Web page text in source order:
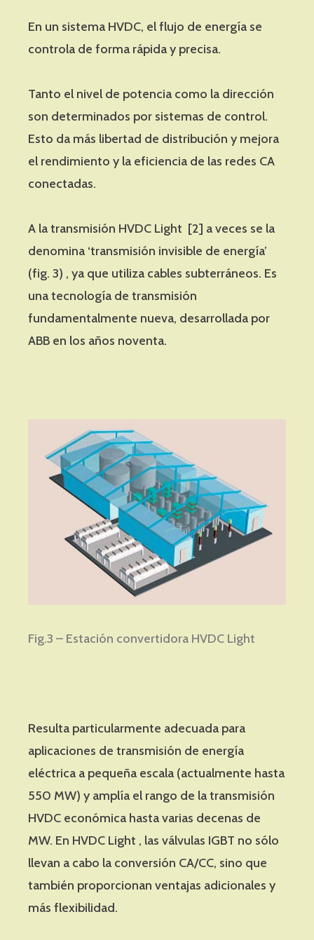
En un sistema HVDC, el flujo de energía se
controla de forma rápida y precisa.
Tanto el nivel de potencia como la dirección
son determinados por sistemas de control.
Esto da más libertad de distribución y mejora
el rendimiento y la eficiencia de las redes CA
conectadas.
A la transmisión HVDC Light [2] a veces se la
denomina ‘transmisión invisible de energía’
(fig. 3) , ya que utiliza cables subterráneos. Es
una tecnología de transmisión
fundamentalmente nueva, desarrollada por
ABB en los años noventa.
Fig.3 – Estación convertidora HVDC Light
Resulta particularmente adecuada para
aplicaciones de transmisión de energía
eléctrica a pequeña escala (actualmente hasta
550 MW) y amplía el rango de la transmisión
HVDC económica hasta varias decenas de
MW. En HVDC Light , las válvulas IGBT no sólo
llevan a cabo la conversión CA/CC, sino que
también proporcionan ventajas adicionales y
más flexibilidad.